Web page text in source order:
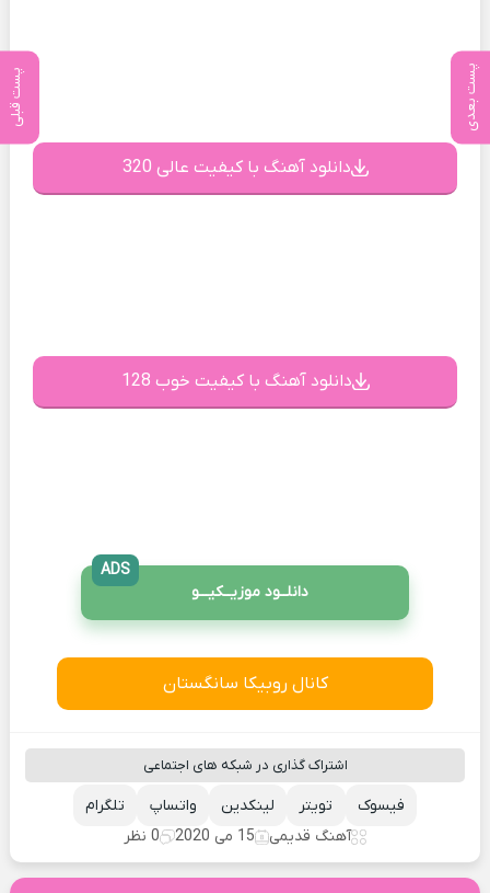
پست بعدی پست قبلی
دانلود آهنگ با کیفیت عالی 320
دانلود آهنگ با کیفیت خوب 128
دانلــود موزیــکیـــو
ADS
کانال روبیکا سانگستان
اشتراک گذاری در شبکه های اجتماعی
تلگرام واتساپ لینکدین تویتر
فیسوک
آهنگ قدیمی
15 می 2020 0 نظر